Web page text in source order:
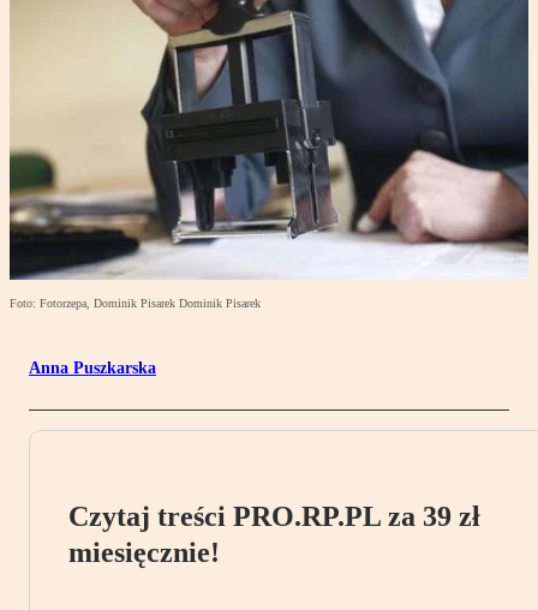
Foto: Fotorzepa, Dominik Pisarek Dominik Pisarek
Anna Puszkarska
Czytaj treści PRO.RP.PL za 39 zł
miesięcznie!